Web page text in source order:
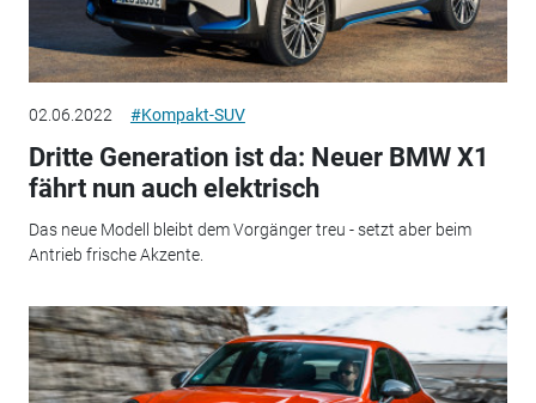
02.06.2022 #Kompakt-SUV
Dritte Generation ist da: Neuer BMW X1
fährt nun auch elektrisch
Das neue Modell bleibt dem Vorgänger treu - setzt aber beim
Antrieb frische Akzente.